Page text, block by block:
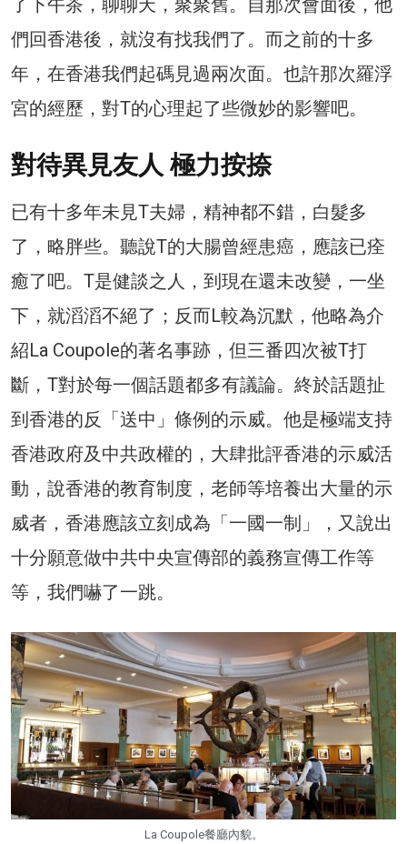
了下午茶，聊聊天，聚聚舊。自那次會面後，他
們回香港後，就沒有找我們了。而之前的十多
年，在香港我們起碼見過兩次面。也許那次羅浮
宮的經歷，對T的心理起了些微妙的影響吧。
對待異見友人 極力按捺
已有十多年未見T夫婦，精神都不錯，白髮多
了，略胖些。聽說T的大腸曾經患癌，應該已痊
癒了吧。T是健談之人，到現在還未改變，一坐
下，就滔滔不絕了；反而L較為沉默，他略為介
紹La Coupole的著名事跡，但三番四次被T打
斷，T對於每一個話題都多有議論。終於話題扯
到香港的反「送中」條例的示威。他是極端支持
香港政府及中共政權的，大肆批評香港的示威活
動，說香港的教育制度，老師等培養出大量的示
威者，香港應該立刻成為「一國一制」，又說出
十分願意做中共中央宣傳部的義務宣傳工作等
等，我們嚇了一跳。
La Coupole餐廳內貌。